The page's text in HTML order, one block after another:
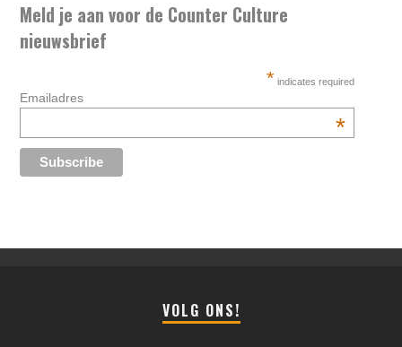
Meld je aan voor de Counter Culture
nieuwsbrief
* indicates required
Emailadres
*
VOLG ONS!